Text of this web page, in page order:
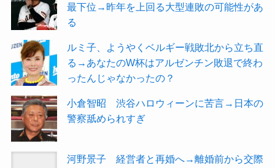
最下位→昨年を上回る大型連敗の可能性があ
る
ルミ子、ようやくベルギー戦敗北から立ち直
る→あなたのW杯はアルゼンチン敗退で終わ
ったんじゃなかったの？
小倉智昭 渋谷ハロウィーンに苦言→日本の
警察舐められすぎ
河野景子 経営者と再婚へ→離婚前から交際